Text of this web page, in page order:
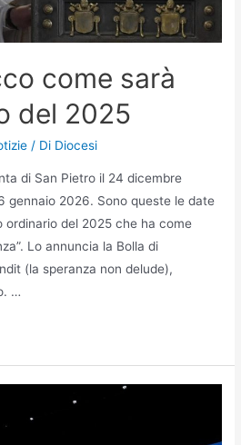
come sarà
del 2025
/ Di Diocesi
di San Pietro il 24 dicembre
gennaio 2026. Sono queste le date
ordinario del 2025 che ha come
Lo annuncia la Bolla di
(la speranza non delude),
…